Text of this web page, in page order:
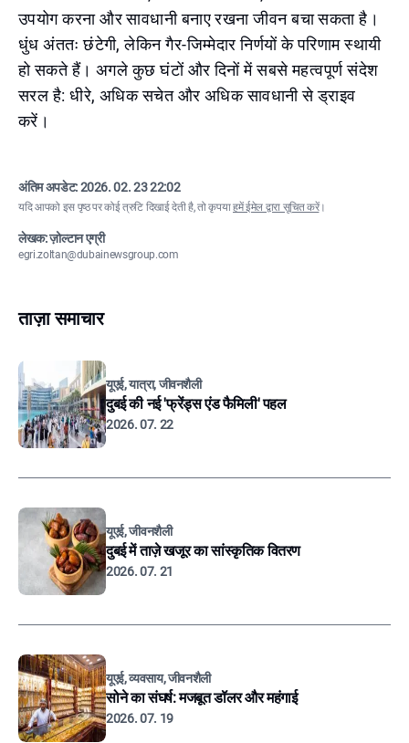
उपयोग करना और सावधानी बनाए रखना जीवन बचा सकता है।
धुंध अंततः छंटेगी, लेकिन गैर-जिम्मेदार निर्णयों के परिणाम स्थायी
हो सकते हैं। अगले कुछ घंटों और दिनों में सबसे महत्वपूर्ण संदेश
सरल है: धीरे, अधिक सचेत और अधिक सावधानी से ड्राइव
करें।
अंतिम अपडेट:2026. 02. 23 22:02
यदि आपको इस पृष्ठ पर कोई त्रुटि दिखाई देती है, तो कृपयाहमें ईमेल द्वारा सूचित करें।
लेखक: ज़ोल्टान एग्री
egri.zoltan@dubainewsgroup.com
ताज़ा समाचार
यूएई, यात्रा, जीवनशैली
दुबई की नई 'फ्रेंड्स एंड फैमिली' पहल
2026. 07. 22
यूएई, जीवनशैली
दुबई में ताज़े खजूर का सांस्कृतिक वितरण
2026. 07. 21
यूएई, व्यवसाय, जीवनशैली
सोने का संघर्ष: मजबूत डॉलर और महंगाई
2026. 07. 19